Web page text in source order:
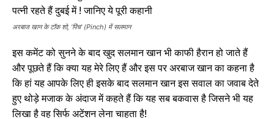
अरबाज खान के टॉक शो, ‘पिंच’ (Pinch) में सलमान
इस कमेंट को सुनने के बाद खुद सलमान खान भी काफी हैरान हो जाते हैं
और पूछते हैं कि क्या यह मेरे लिए हैं और इस पर अरबाज खान का कहना है
कि हां यह आपके लिए ही इसके बाद सलमान खान इस सवाल का जवाब देते
हुए थोड़े मजाक के अंदाज में कहते हैं कि यह सब बकवास है जिसने भी यह
लिखा है वह सिर्फ अटेंशन लेना चाहता है!